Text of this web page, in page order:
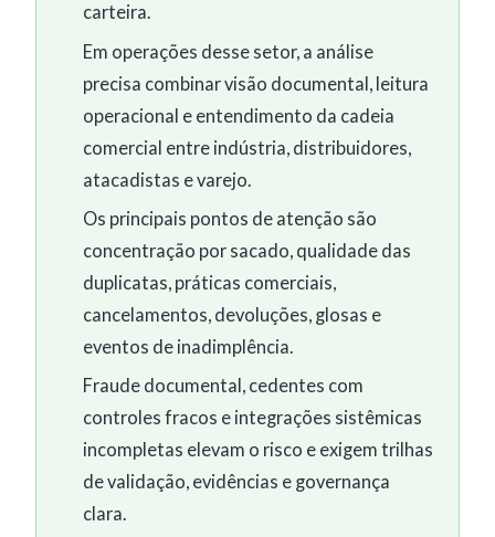
carteira.
Em operações desse setor, a análise
precisa combinar visão documental, leitura
operacional e entendimento da cadeia
comercial entre indústria, distribuidores,
atacadistas e varejo.
Os principais pontos de atenção são
concentração por sacado, qualidade das
duplicatas, práticas comerciais,
cancelamentos, devoluções, glosas e
eventos de inadimplência.
Fraude documental, cedentes com
controles fracos e integrações sistêmicas
incompletas elevam o risco e exigem trilhas
de validação, evidências e governança
clara.